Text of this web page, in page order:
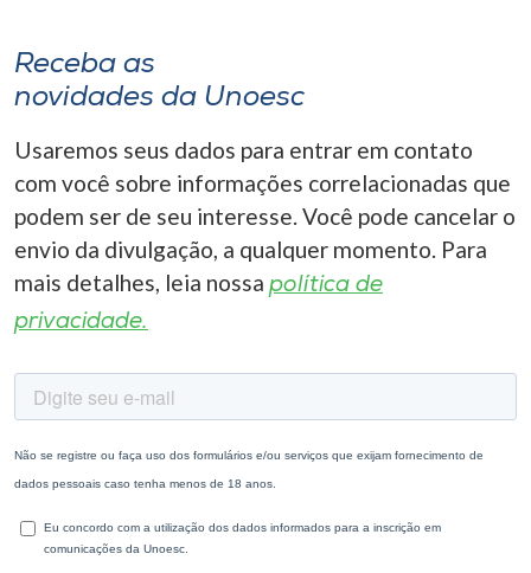
Receba as
novidades da Unoesc
Usaremos seus dados para entrar em contato
com você sobre informações correlacionadas que
podem ser de seu interesse. Você pode cancelar o
envio da divulgação, a qualquer momento. Para
mais detalhes, leia nossa política de
privacidade.